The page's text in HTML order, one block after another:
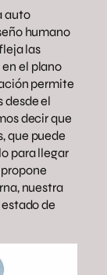
auto
humano
las
el plano
permite
desde el
decir que
que puede
para llegar
nuestra
de